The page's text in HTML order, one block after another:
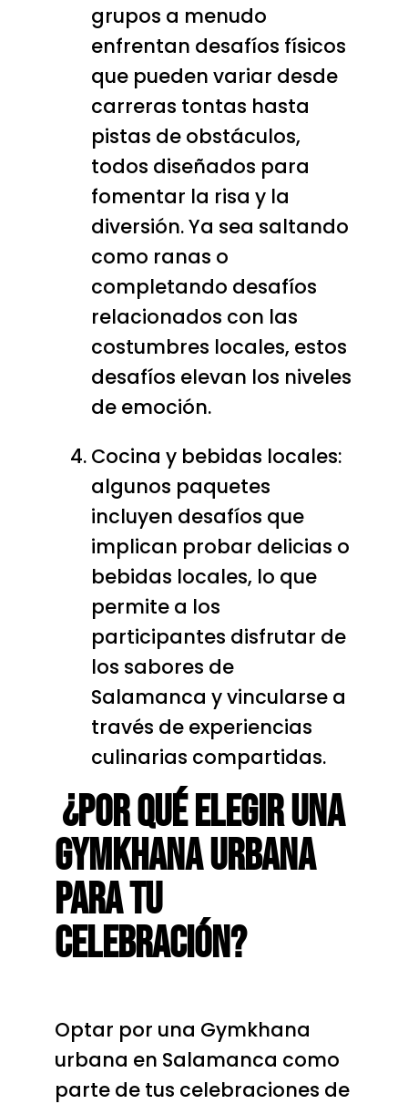
grupos a menudo
enfrentan desafíos físicos
que pueden variar desde
carreras tontas hasta
pistas de obstáculos,
todos diseñados para
fomentar la risa y la
diversión. Ya sea saltando
como ranas o
completando desafíos
relacionados con las
costumbres locales, estos
desafíos elevan los niveles
de emoción.
Cocina y bebidas locales:
algunos paquetes
incluyen desafíos que
implican probar delicias o
bebidas locales, lo que
permite a los
participantes disfrutar de
los sabores de
Salamanca y vincularse a
través de experiencias
culinarias compartidas.
¿Por Qué Elegir Una
Gymkhana Urbana
Para Tu
Celebración?
Optar por una Gymkhana
urbana en Salamanca como
parte de tus celebraciones de